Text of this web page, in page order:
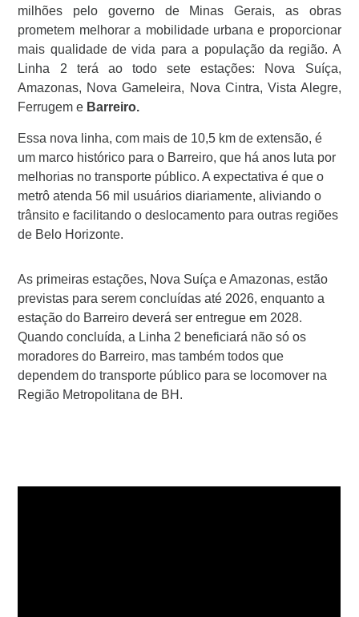
milhões pelo governo de Minas Gerais, as obras
prometem melhorar a mobilidade urbana e proporcionar
mais qualidade de vida para a população da região. A
Linha 2 terá ao todo sete estações: Nova Suíça,
Amazonas, Nova Gameleira, Nova Cintra, Vista Alegre,
Ferrugem e Barreiro.
Essa nova linha, com mais de 10,5 km de extensão, é
um marco histórico para o Barreiro, que há anos luta por
melhorias no transporte público. A expectativa é que o
metrô atenda 56 mil usuários diariamente, aliviando o
trânsito e facilitando o deslocamento para outras regiões
de Belo Horizonte.
As primeiras estações, Nova Suíça e Amazonas, estão
previstas para serem concluídas até 2026, enquanto a
estação do Barreiro deverá ser entregue em 2028.
Quando concluída, a Linha 2 beneficiará não só os
moradores do Barreiro, mas também todos que
dependem do transporte público para se locomover na
Região Metropolitana de BH.